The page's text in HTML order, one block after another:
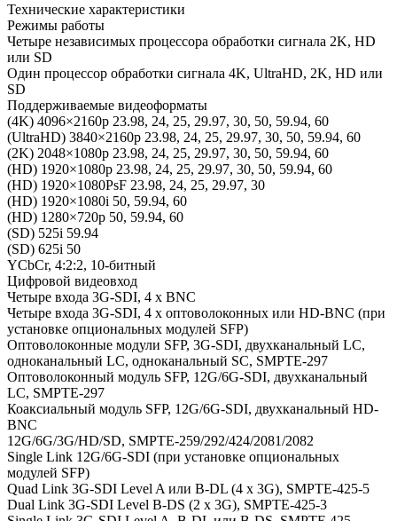
Технические характеристики
Режимы работы
Четыре независимых процессора обработки сигнала 2K, HD
или SD
Один процессор обработки сигнала 4K, UltraHD, 2K, HD или
SD
Поддерживаемые видеоформаты
(4K) 4096×2160p 23.98, 24, 25, 29.97, 30, 50, 59.94, 60
(UltraHD) 3840×2160p 23.98, 24, 25, 29.97, 30, 50, 59.94, 60
(2K) 2048×1080p 23.98, 24, 25, 29.97, 30, 50, 59.94, 60
(HD) 1920×1080p 23.98, 24, 25, 29.97, 30, 50, 59.94, 60
(HD) 1920×1080PsF 23.98, 24, 25, 29.97, 30
(HD) 1920×1080i 50, 59.94, 60
(HD) 1280×720p 50, 59.94, 60
(SD) 525i 59.94
(SD) 625i 50
YCbCr, 4:2:2, 10-битный
Цифровой видеовход
Четыре входа 3G-SDI, 4 x BNC
Четыре входа 3G-SDI, 4 x оптоволоконных или HD-BNC (при
установке опциональных модулей SFP)
Оптоволоконные модули SFP, 3G-SDI, двухканальный LC,
одноканальный LC, одноканальный SC, SMPTE-297
Оптоволоконный модуль SFP, 12G/6G-SDI, двухканальный
LC, SMPTE-297
Коаксиальный модуль SFP, 12G/6G-SDI, двухканальный HD-
BNC
12G/6G/3G/HD/SD, SMPTE-259/292/424/2081/2082
Single Link 12G/6G-SDI (при установке опциональных
модулей SFP)
Quad Link 3G-SDI Level A или B-DL (4 x 3G), SMPTE-425-5
Dual Link 3G-SDI Level B-DS (2 x 3G), SMPTE-425-3